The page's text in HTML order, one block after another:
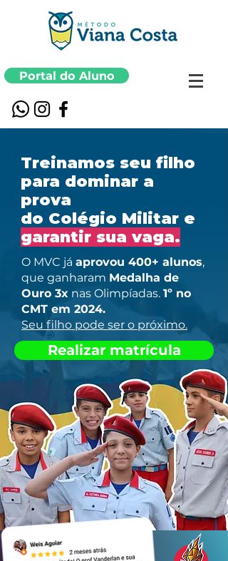
Portal do Aluno
Realizar matrícula
Treinamos seu filho
para dominar a
prova
do Colégio Militar e
garantir sua vaga.
O MVC já aprovou 400+ alunos,
que ganharam Medalha de
Ouro 3x nas Olimpíadas. 1º no
CMT em 2024.
Seu filho pode ser o próximo.